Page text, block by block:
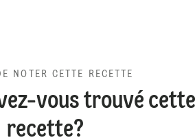
NOTER CETTE RECETTE
vous trouvé
recette?